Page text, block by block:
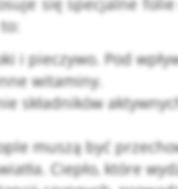
i pieczywo. Pod
witaminy.
składników
muszą być
Ciepło, które